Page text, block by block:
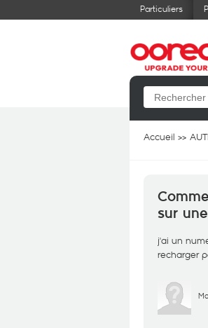
Particuliers
Accueil
sur
j'ai un
recharger